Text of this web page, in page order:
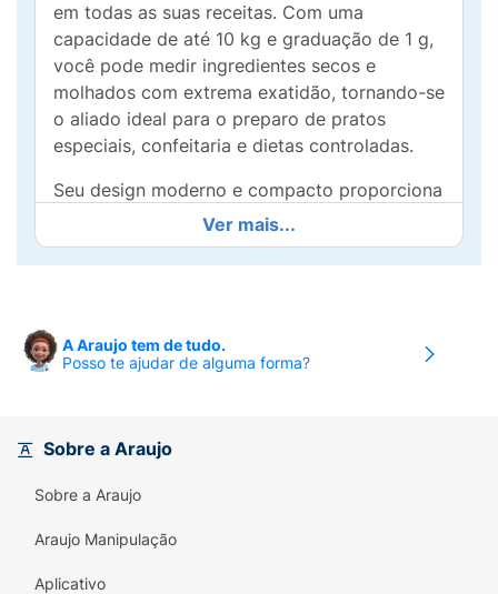
em todas as suas receitas. Com uma
capacidade de até 10 kg e graduação de 1 g,
você pode medir ingredientes secos e
molhados com extrema exatidão, tornando-se
o aliado ideal para o preparo de pratos
especiais, confeitaria e dietas controladas.
Seu design moderno e compacto proporciona
facilidade de uso e armazenamento, enquanto
o visor digital permite ler as medidas
claramente. A balança ainda conta com
em um único recipiente sem complicações.
Digital Western Home é a ferramenta que
de transformar sua experiência na cozinha
com precisão e estilo!
Ver mais...
A Araujo tem de tudo.
Posso te ajudar de alguma forma?
Sobre a Araujo
Sobre a Araujo
Araujo Manipulação
Aplicativo